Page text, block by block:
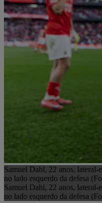
Samuel Dahl, 22 anos, lateral-
no lado esquerdo da defesa
Samuel Dahl, 22 anos, lateral-
no lado esquerdo da defesa